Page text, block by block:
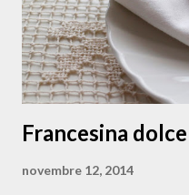
prezzemolo fresco pinoli,
pepe nero ...
Francesina dolce
novembre 12, 2014